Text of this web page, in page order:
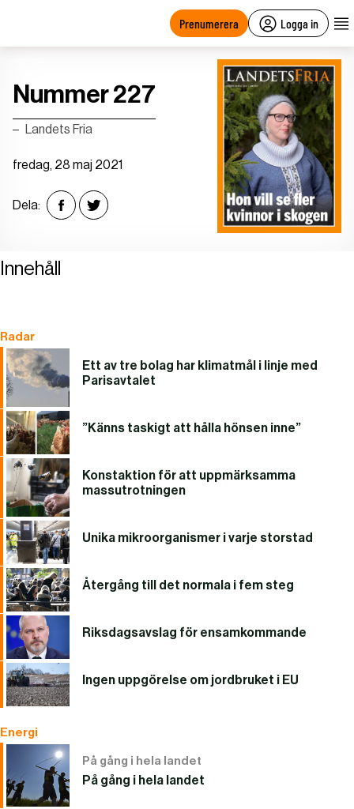
Prenumerera Logga in
Nummer 227
Landets Fria
fredag, 28 maj 2021
Dela:
Innehåll
Radar
Ett av tre bolag har klimatmål i linje med
Parisavtalet
”Känns taskigt att hålla hönsen inne”
Konstaktion för att uppmärksamma
massutrotningen
Unika mikroorganismer i varje storstad
Återgång till det normala i fem steg
Riksdagsavslag för ensamkommande
Ingen uppgörelse om jordbruket i EU
Energi
På gång i hela landet
På gång i hela landet